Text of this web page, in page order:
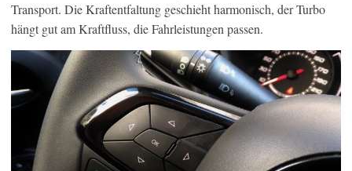
Transport. Die Kraftentfaltung geschieht harmonisch, der Turbo
hängt gut am Kraftfluss, die Fahrleistungen passen.